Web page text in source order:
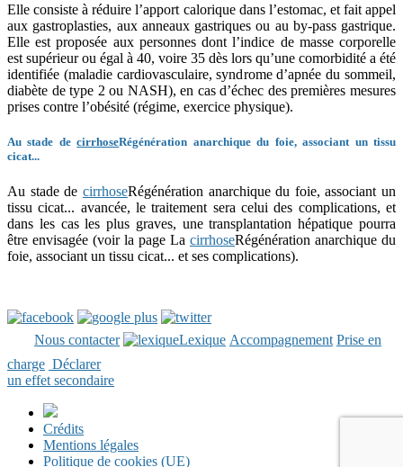
Elle consiste à réduire l’apport calorique dans l’estomac, et fait appel
aux gastroplasties, aux anneaux gastriques ou au by-pass gastrique.
Elle est proposée aux personnes dont l’indice de masse corporelle
est supérieur ou égal à 40, voire 35 dès lors qu’une comorbidité a été
identifiée (maladie cardiovasculaire, syndrome d’apnée du sommeil,
diabète de type 2 ou NASH), en cas d’échec des premières mesures
prises contre l’obésité (régime, exercice physique).
Au stade decirrhoseRégénération anarchique du foie, associant un tissu
cicat...
Au stade de cirrhoseRégénération anarchique du foie, associant un
tissu cicat... avancée, le traitement sera celui des complications, et
dans les cas les plus graves, une transplantation hépatique pourra
être envisagée (voir la page La cirrhoseRégénération anarchique du
foie, associant un tissu cicat... et ses complications).
Nous contacter Lexique Accompagnement Prise en
charge Déclarer
un effet secondaire
Crédits
Mentions légales
Politique de cookies (UE)